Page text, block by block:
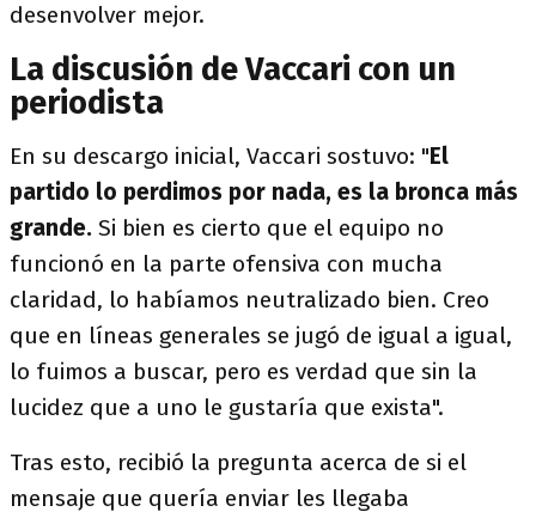
desenvolver mejor.
La discusión de Vaccari con un
periodista
En su descargo inicial, Vaccari sostuvo: "El
partido lo perdimos por nada, es la bronca más
grande. Si bien es cierto que el equipo no
funcionó en la parte ofensiva con mucha
claridad, lo habíamos neutralizado bien. Creo
que en líneas generales se jugó de igual a igual,
lo fuimos a buscar, pero es verdad que sin la
lucidez que a uno le gustaría que exista".
Tras esto, recibió la pregunta acerca de si el
mensaje que quería enviar les llegaba